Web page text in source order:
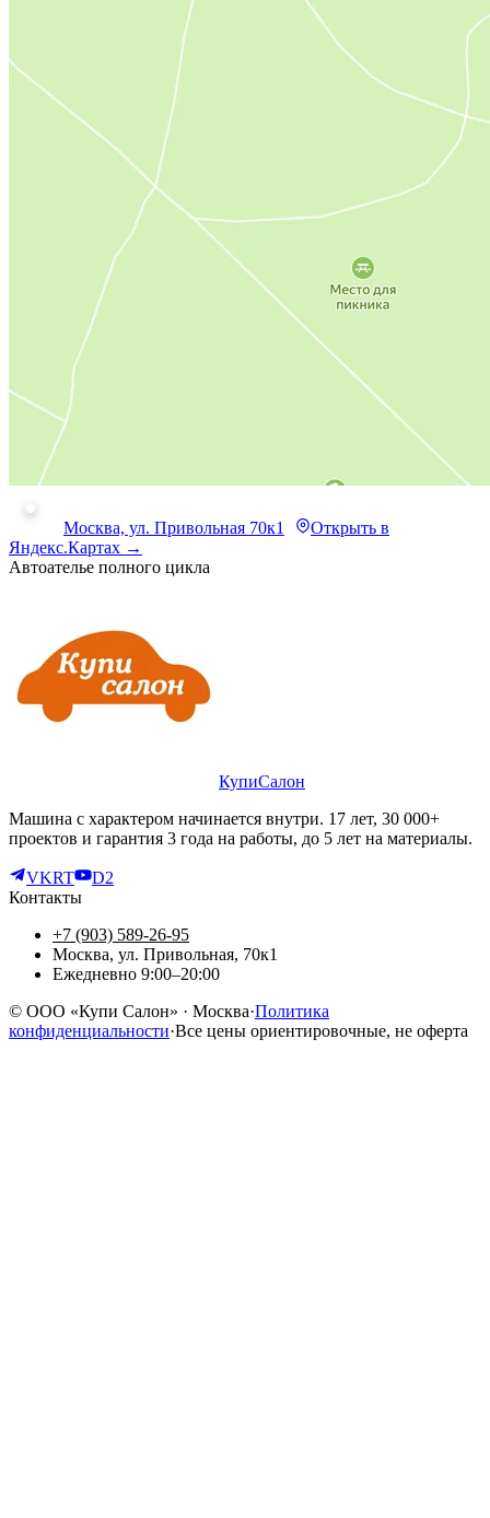
Москва, ул. Привольная 70к1
Открыть в
Яндекс.Картах →
Автоателье полного цикла
КупиСалон
Машина с характером начинается внутри. 17 лет, 30 000+
проектов и гарантия 3 года на работы, до 5 лет на материалы.
VKRT
D2
Контакты
+7 (903) 589-26-95
Москва, ул. Привольная, 70к1
Ежедневно 9:00–20:00
© ООО «Купи Салон» · Москва·Политика
конфиденциальности·Все цены ориентировочные, не оферта